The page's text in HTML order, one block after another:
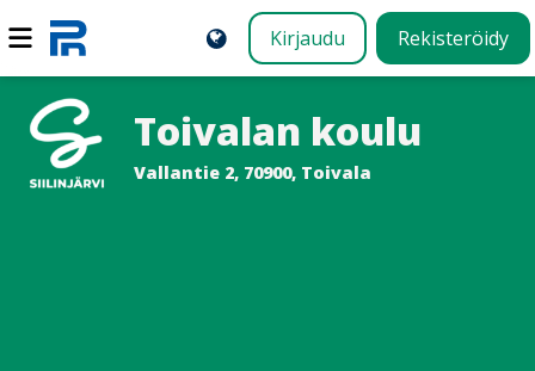
Kirjaudu Rekisteröidy
Toivalan koulu
Vallantie 2, 70900, Toivala